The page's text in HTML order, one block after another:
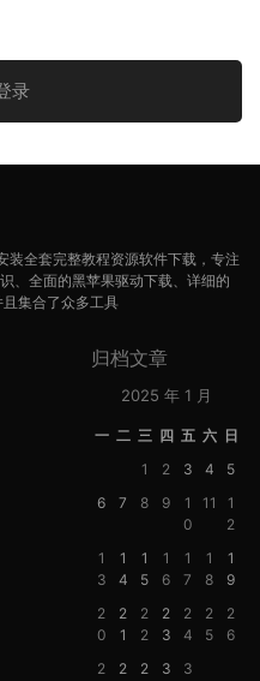
录
全套完整教程资源软件下载，专注
、全面的黑苹果驱动下载、详细的
集合了众多工具
归档文章
2025 年 1 月
一 二 三 四 五 六 日
1
2 3 4
5
6
7 8 9
1
0
11
1
2
1
3
1
4
1
5
1
6
1
7
1
8
1
9
2
0
2
1
2
2
2
3
2
4
2
5
2
6
2
2 2 3 3